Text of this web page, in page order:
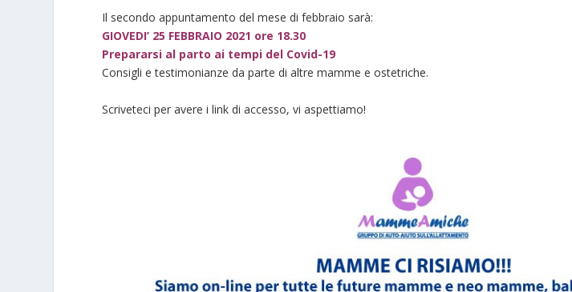
Il secondo appuntamento del mese di febbraio sarà:
GIOVEDI’ 25 FEBBRAIO 2021 ore 18.30
Prepararsi al parto ai tempi del Covid-19
Consigli e testimonianze da parte di altre mamme e ostetriche.
Scriveteci per avere i link di accesso, vi aspettiamo!